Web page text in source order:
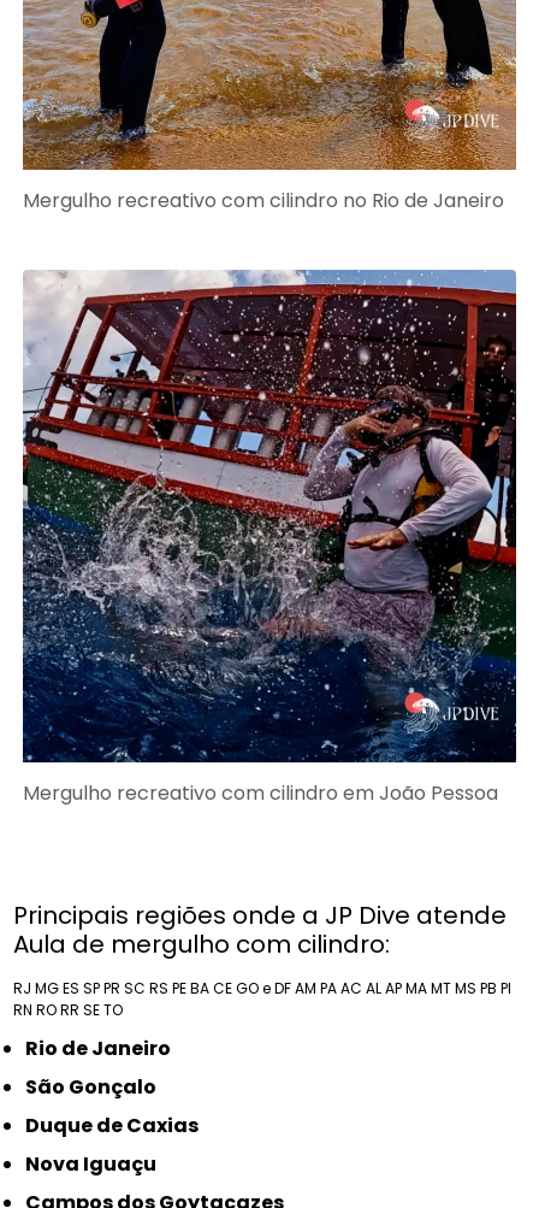
Mergulho recreativo com cilindro no Rio de Janeiro
Mergulho recreativo com cilindro em João Pessoa
Principais regiões onde a JP Dive atende
Aula de mergulho com cilindro:
RJ MGES SPPR SC RS PEBACEGO e DFAM PAAC ALAPMAMTMS PB PI
RN RORR SETO
Rio de Janeiro
São Gonçalo
Duque de Caxias
Nova Iguaçu